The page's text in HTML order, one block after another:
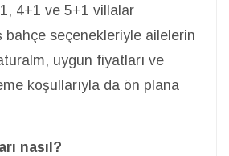
4+1 ve 5+1 villalar
bahçe seçenekleriyle ailelerin
uygun fiyatları ve
koşullarıyla da ön plana
nasıl?